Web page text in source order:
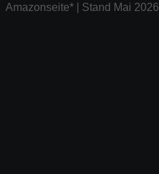
Amazonseite* | Stand Mai 2026